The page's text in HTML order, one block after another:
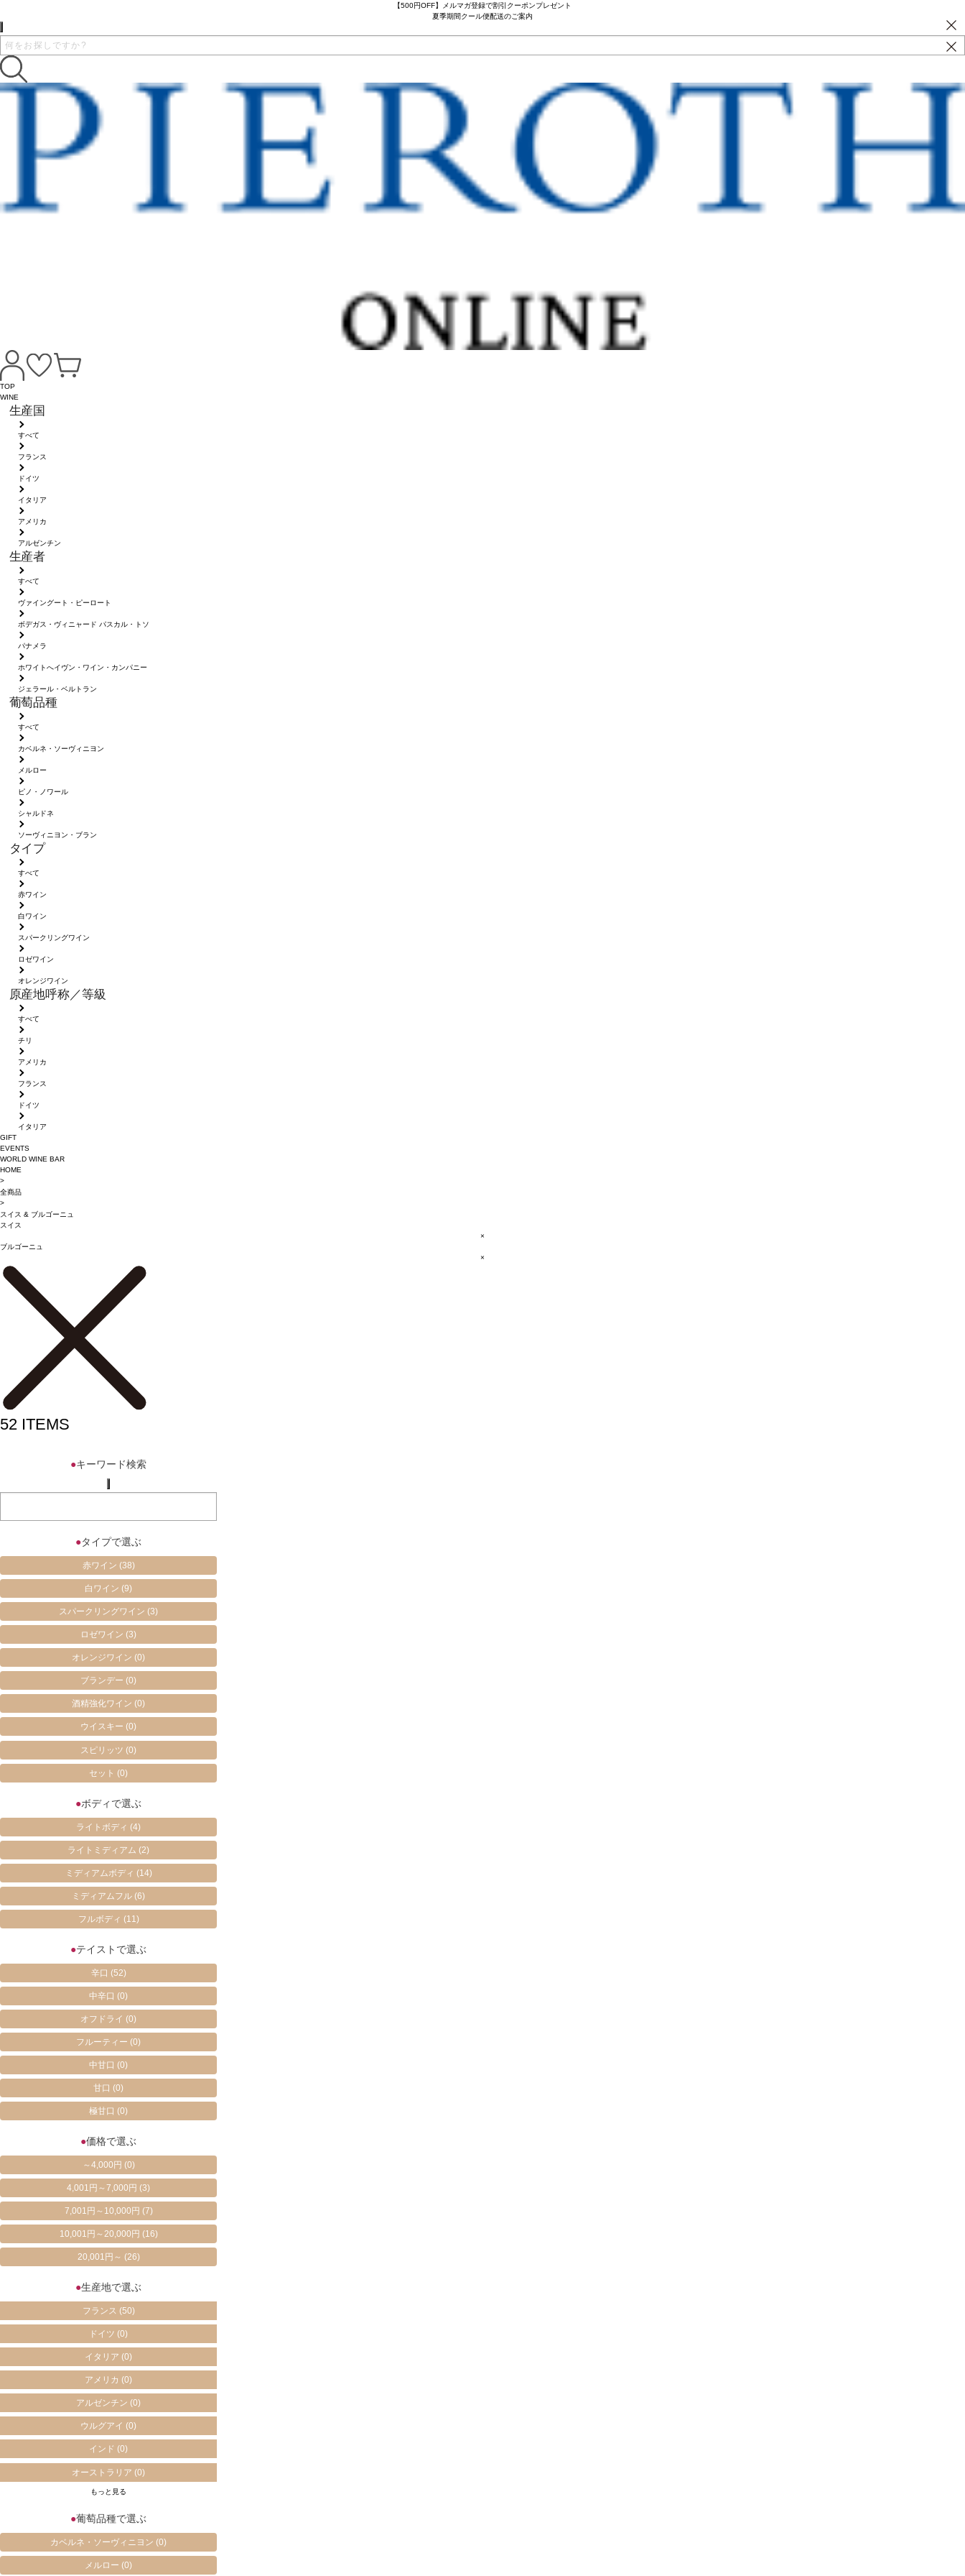
【500円OFF】メルマガ登録で割引クーポンプレゼント
夏季期間クール便配送のご案内
TOP
WINE
生産国
すべて
フランス
ドイツ
イタリア
アメリカ
アルゼンチン
生産者
すべて
ヴァイングート・ピーロート
ボデガス・ヴィニャード パスカル・トソ
パナメラ
ホワイトへイヴン・ワイン・カンパニー
ジェラール・ベルトラン
葡萄品種
すべて
カベルネ・ソーヴィニヨン
メルロー
ピノ・ノワール
シャルドネ
ソーヴィニヨン・ブラン
タイプ
すべて
赤ワイン
白ワイン
スパークリングワイン
ロゼワイン
オレンジワイン
原産地呼称／等級
すべて
チリ
アメリカ
フランス
ドイツ
イタリア
GIFT
EVENTS
WORLD WINE BAR
HOME
>
全商品
>
スイス & ブルゴーニュ
スイス
×
ブルゴーニュ
×
52ITEMS
●キーワード検索
●タイプで選ぶ
赤ワイン (38)
白ワイン(9)
スパークリングワイン(3)
ロゼワイン(3)
オレンジワイン(0)
ブランデー(0)
酒精強化ワイン(0)
ウイスキー(0)
スピリッツ(0)
セット(0)
●ボディで選ぶ
ライトボディ(4)
ライトミディアム(2)
ミディアムボディ (14)
ミディアムフル(6)
フルボディ (11)
●テイストで選ぶ
辛口 (52)
中辛口(0)
オフドライ(0)
フルーティー(0)
中甘口(0)
甘口(0)
極甘口(0)
●価格で選ぶ
～4,000円 (0)
4,001円～7,000円(3)
7,001円～10,000円 (7)
10,001円～20,000円 (16)
20,001円～ (26)
●生産地で選ぶ
フランス (50)
ドイツ(0)
イタリア(0)
アメリカ(0)
アルゼンチン(0)
ウルグアイ(0)
インド(0)
オーストラリア(0)
もっと見る
●葡萄品種で選ぶ
カベルネ・ソーヴィニヨン(0)
メルロー(0)